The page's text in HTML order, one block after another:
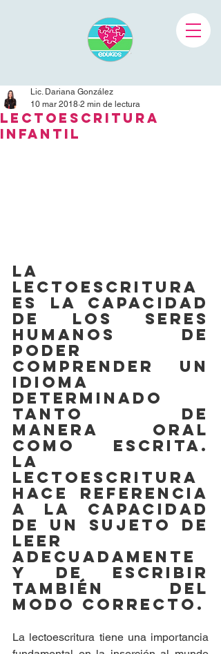
Lectoescritura
Infantil
Lic. Dariana González
10 mar 2018 2 min de lectura
La
lectoescritura
es la capacidad
de los seres
humanos de
poder
comprender un
idioma
determinado
tanto de
manera oral
como escrita.
La
lectoescritura
hace referencia
a la capacidad
de un sujeto de
leer
adecuadamente
y de escribir
también del
modo correcto.
La lectoescritura tiene una importancia